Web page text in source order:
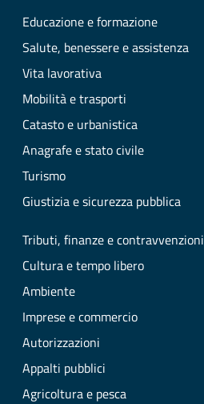
Educazione e formazione
Salute, benessere e assistenza
Vita lavorativa
Mobilità e trasporti
Catasto e urbanistica
Anagrafe e stato civile
Turismo
Giustizia e sicurezza pubblica
Tributi, finanze e contravvenzioni
Cultura e tempo libero
Ambiente
Imprese e commercio
Autorizzazioni
Appalti pubblici
Agricoltura e pesca